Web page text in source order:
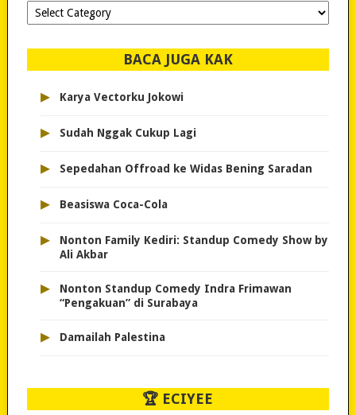
Dipilih-
dipilih..
BACA JUGA KAK
▸ Karya Vectorku Jokowi
▸ Sudah Nggak Cukup Lagi
▸ Sepedahan Offroad ke Widas Bening Saradan
▸ Beasiswa Coca-Cola
▸
Nonton Family Kediri: Standup Comedy Show by
Ali Akbar
▸
Nonton Standup Comedy Indra Frimawan
“Pengakuan” di Surabaya
▸ Damailah Palestina
🏆 ECIYEE